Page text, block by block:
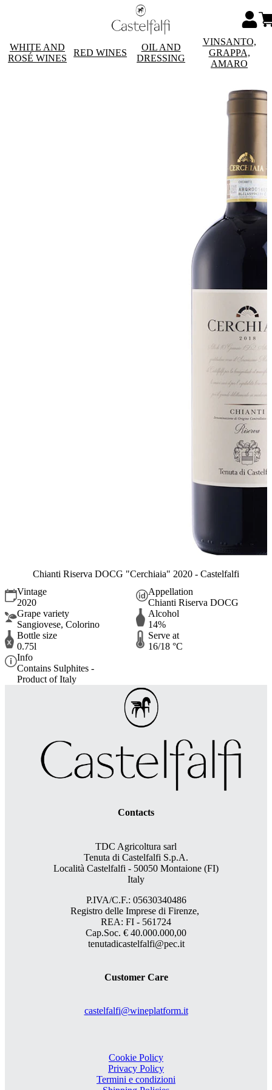
WHITE AND
ROSÉ WINES
RED WINES
OIL AND
DRESSING
VINSANTO,
GRAPPA,
AMARO
Chianti Riserva DOCG "Cerchiaia" 2020 - Castelfalfi
Vintage
2020
Appellation
Chianti Riserva DOCG
Grape variety
Sangiovese, Colorino
Alcohol
14%
Bottle size
0.75l
Serve at
16/18 °C
Info
Contains Sulphites -
Product of Italy
Contacts
TDC Agricoltura sarl
Tenuta di Castelfalfi S.p.A.
Località Castelfalfi - 50050 Montaione (FI)
Italy
P.IVA/C.F.: 05630340486
Registro delle Imprese di Firenze,
REA: FI - 561724
Cap.Soc. € 40.000.000,00
tenutadicastelfalfi@pec.it
Customer Care
castelfalfi@wineplatform.it
Cookie Policy
Privacy Policy
Termini e condizioni